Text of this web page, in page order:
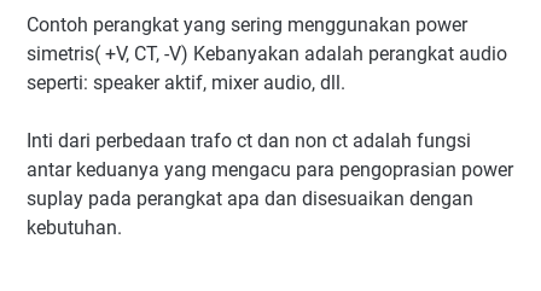
Contoh perangkat yang sering menggunakan power
simetris( +V, CT, -V) Kebanyakan adalah perangkat audio
seperti: speaker aktif, mixer audio, dll.
Inti dari perbedaan trafo ct dan non ct adalah fungsi
antar keduanya yang mengacu para pengoprasian power
suplay pada perangkat apa dan disesuaikan dengan
kebutuhan.